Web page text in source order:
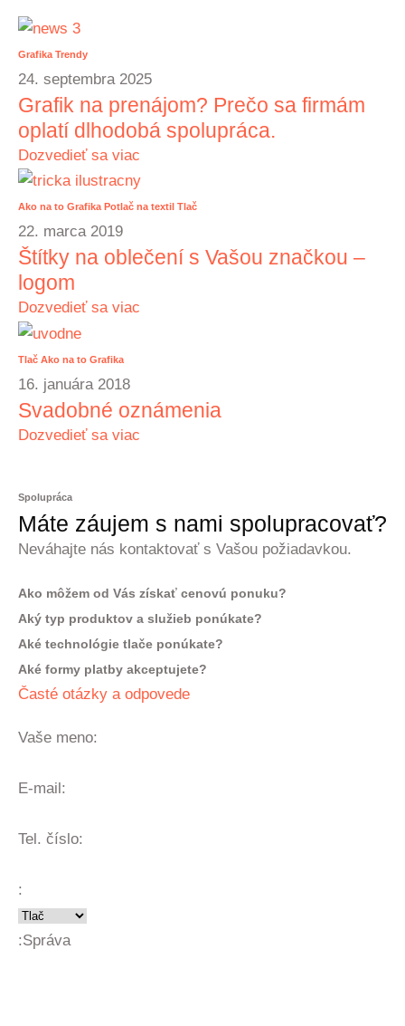
Grafika Trendy
24. septembra 2025
Grafik na prenájom? Prečo sa firmám
oplatí dlhodobá spolupráca.
Dozvedieť sa viac
Ako na to Grafika Potlač na textil Tlač
22. marca 2019
Štítky na oblečení s Vašou značkou –
logom
Dozvedieť sa viac
Tlač Ako na to Grafika
16. januára 2018
Svadobné oznámenia
Dozvedieť sa viac
Spolupráca
Máte záujem s nami spolupracovať?
Neváhajte nás kontaktovať s Vašou požiadavkou.
Ako môžem od Vás získať cenovú ponuku?
Aký typ produktov a služieb ponúkate?
Aké technológie tlače ponúkate?
Aké formy platby akceptujete?
Časté otázky a odpovede
Vaše meno:
E-mail:
Tel. číslo:
:
:Správa